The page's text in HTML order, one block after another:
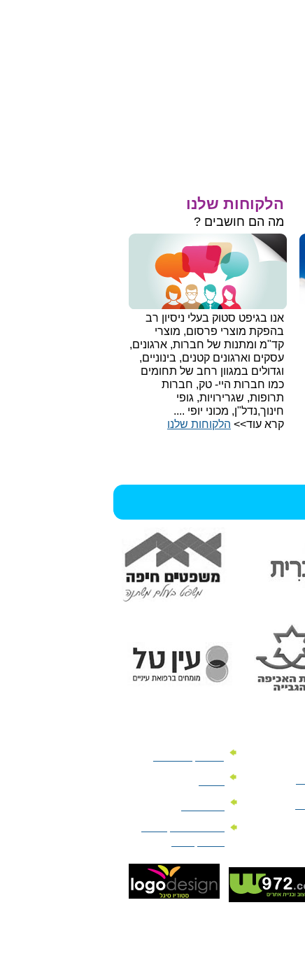
אנו בגיפט סטוק בעלי ניסיון רב
בהפקת מוצרי פרסום, מוצרי
קד"מ ומתנות של חברות, ארגונים,
עסקים וארגונים קטנים, בינוניים,
וגדולים במגוון רחב של תחומים
כמו חברות היי- טק, חברות
תרופות, שגרירויות, גופי
חינוך,נדל"ן, מכוני יופי ....
קרא עוד>> הלקוחות שלנו
הלקוחות שלנו
מה הם חושבים ?